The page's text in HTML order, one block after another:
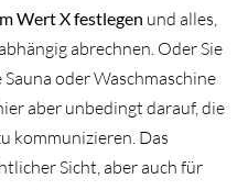
Wert X festlegen und alles,
abrechnen. Oder Sie
oder Waschmaschine
aber unbedingt darauf, die
kommunizieren. Das
Sicht, aber auch für